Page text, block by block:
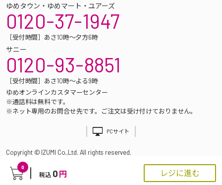
0
税込 0 円 レジに進む
ゆめタウン・ゆめマート・ユアーズ
0120-37-1947
［受付時間］あさ10時～夕方6時
サニー
0120-93-8851
［受付時間］あさ10時～よる9時
ゆめオンラインカスタマーセンター
※通話料は無料です。
※ネット専用のお問合せ先です。ご注文は受け付けておりません。
PCサイト
Copyright © IZUMI Co.,Ltd. All rights reserved.